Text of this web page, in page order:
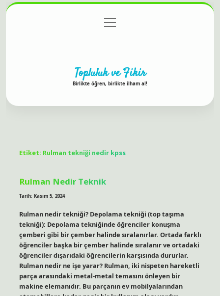
Gizlilik Politikası
menüyü
aç
Topluluk ve Fikir
Birlikte öğren, birlikte ilham al!
Etiket: Rulman tekniği nedir kpss
Rulman Nedir Teknik
Tarih: Kasım 5, 2024
Rulman nedir tekniği? Depolama tekniği (top taşıma
tekniği): Depolama tekniğinde öğrenciler konuşma
çemberi gibi bir çember halinde sıralanırlar. Ortada farklı
öğrenciler başka bir çember halinde sıralanır ve ortadaki
öğrenciler dışarıdaki öğrencilerin karşısında dururlar.
Rulman nedir ne işe yarar? Rulman, iki nispeten hareketli
parça arasındaki metal-metal temasını önleyen bir
makine elemanıdır. Bu parçanın ev mobilyalarından